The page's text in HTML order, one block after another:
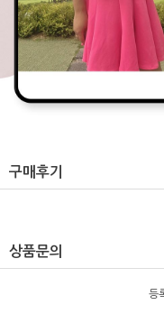
구매후기
상품문의
등